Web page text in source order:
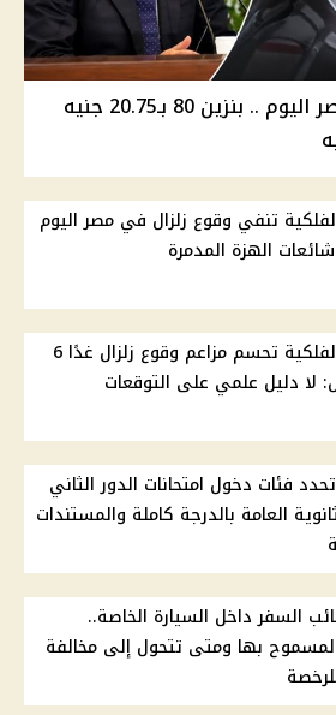
أسعار الوقود في مصر اليوم .. بنزين 80 بـ20.75 جنيه
تنفي وقوع زلزال في مصر اليوم
الهزة المدمرة
البحوث الفلكية تحسم مزاعم وقوع زلزال غدًا 6
دليل علمي على التوقعات
فئات دخول امتحانات الدور الثاني
للثانوية العامة بالدرجة كاملة والمستندات
السفر داخل السيارة الخاصة..
المسموح بها ومتى تتحول إلى مخالفة